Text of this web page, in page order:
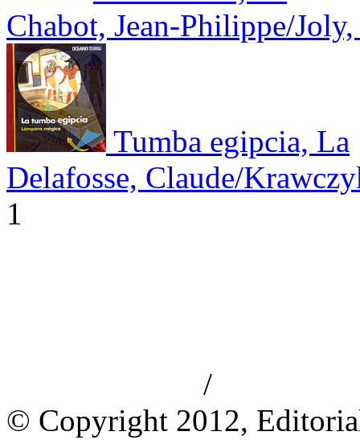
Chabot, Jean-Philippe/
Tumba egipcia, La
Delafosse, Claude/
1
/
© Copyright 2012,